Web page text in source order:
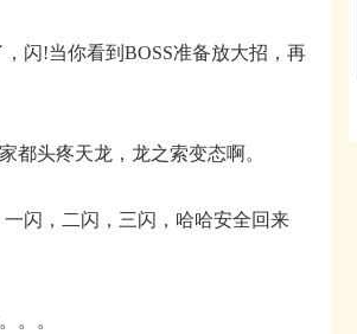
!当你看到BOSS准备放大招，再
头疼天龙，龙之索变态啊。
，二闪，三闪，哈哈安全回来
。。